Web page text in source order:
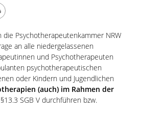
Psychotherapeutenkammer NRW
an alle niedergelassenen
und Psychotherapeuten
psychotherapeutischen
oder Kindern und Jugendlichen
(auch) im Rahmen der
SGB V durchführen bzw.